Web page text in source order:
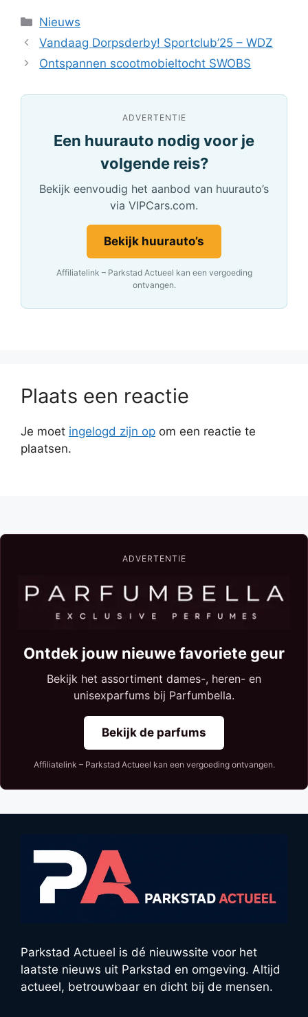
Categorieën
Nieuws
Vandaag Dorpsderby! Sportclub’25 – WDZ
Ontspannen scootmobieltocht SWOBS
ADVERTENTIE
Een huurauto nodig voor je
volgende reis?
Bekijk eenvoudig het aanbod van huurauto’s
via VIPCars.com.
Bekijk huurauto’s
Affiliatelink – Parkstad Actueel kan een vergoeding
ontvangen.
Plaats een reactie
Je moet ingelogd zijn op om een reactie te
plaatsen.
ADVERTENTIE
Ontdek jouw nieuwe favoriete geur
Bekijk het assortiment dames-, heren- en
unisexparfums bij Parfumbella.
Bekijk de parfums
Affiliatelink – Parkstad Actueel kan een vergoeding ontvangen.
Parkstad Actueel is dé nieuwssite voor het
laatste nieuws uit Parkstad en omgeving. Altijd
actueel, betrouwbaar en dicht bij de mensen.